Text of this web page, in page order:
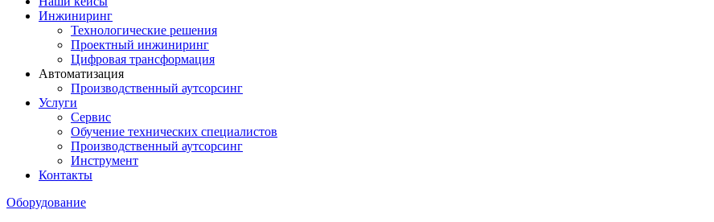
Инжиниринг
Технологические решения
Проектный инжиниринг
Цифровая трансформация
Автоматизация
Производственный аутсорсинг
Услуги
Сервис
Обучение технических специалистов
Производственный аутсорсинг
Инструмент
Контакты
Оборудование